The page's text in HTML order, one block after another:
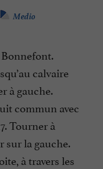
Medio
calvaire
à gauche.
commun avec
Tourner à
sur la gauche.
à travers les